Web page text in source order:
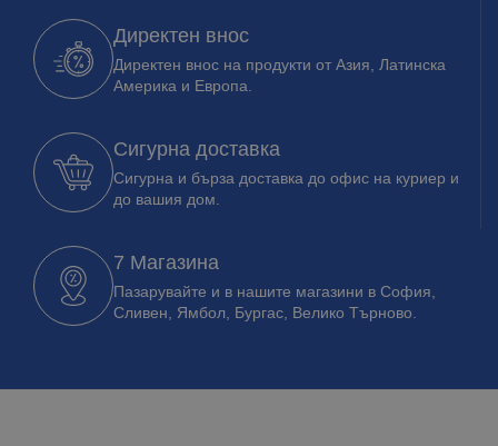
Директен внос
Директен внос на продукти от Азия, Латинска
Америка и Европа.
Сигурна доставка
Сигурна и бърза доставка до офис на куриер и
до вашия дом.
7 Магазина
Пазарувайте и в нашите магазини в София,
Сливен, Ямбол, Бургас, Велико Търново.